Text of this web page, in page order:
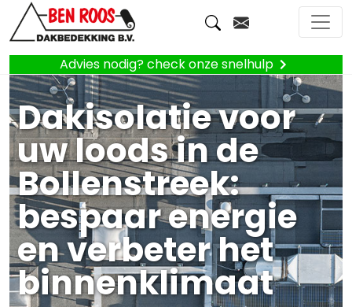
Advies nodig? check onze snelhulp
Dakisolatie voor
uw loods in de
Bollenstreek:
bespaar energie
en verbeter het
binnenklimaat